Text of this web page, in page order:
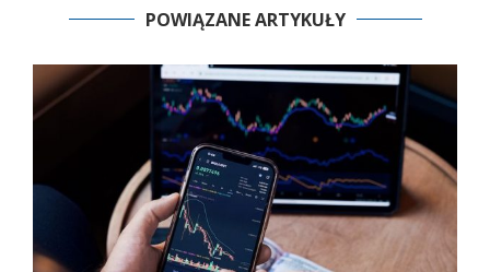
POWIĄZANE ARTYKUŁY